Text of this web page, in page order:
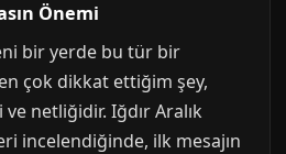
Önemi
bir yerde bu tür bir
çok dikkat ettiğim şey,
netliğidir. Iğdır Aralık
incelendiğinde, ilk mesajın